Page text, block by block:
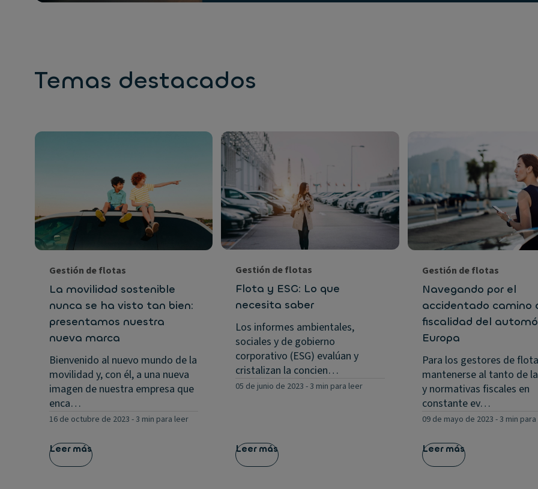
Temas destacados
Gestión de flotas
La movilidad sostenible
nunca se ha visto tan bien:
presentamos nuestra
nueva marca
Bienvenido al nuevo mundo de la
movilidad y, con él, a una nueva
imagen de nuestra empresa que
enca…
16 de octubre de 2023 -3 min para leer
Leer más
Gestión de flotas
Flota y ESG: Lo que
necesita saber
Los informes ambientales,
sociales y de gobierno
corporativo (ESG) evalúan y
cristalizan la concien…
05 de junio de 2023 -3 min para leer
Leer más
Gestión de flotas
Navegando por el
accidentado camino
fiscalidad del
Europa
Para los gestores de
mantenerse al tanto de
y normativas fiscales en
constante ev…
09 de mayo de 2023 -3 min
Leer más